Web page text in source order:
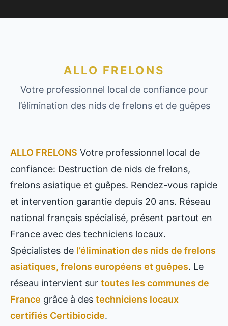
ALLO FRELONS
Votre professionnel local de confiance pour
l’élimination des nids de frelons et de guêpes
ALLO FRELONS Votre professionnel local de
confiance: Destruction de nids de frelons,
frelons asiatique et guêpes. Rendez-vous rapide
et intervention garantie depuis 20 ans. Réseau
national français spécialisé, présent partout en
France avec des techniciens locaux.
Spécialistes de l’élimination des nids de frelons
asiatiques, frelons européens et guêpes. Le
réseau intervient sur toutes les communes de
France grâce à des techniciens locaux
certifiés Certibiocide.